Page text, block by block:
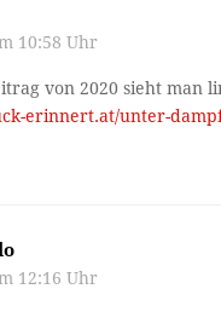
10:58 Uhr
von 2020 sieht man
erinnert.at/unter-
12:16 Uhr